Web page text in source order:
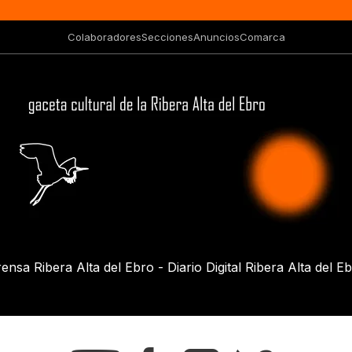
ColaboradoresSeccionesAnunciosComarca
Ribera Alta del Ebro - Diario Digital Ribera Alta del